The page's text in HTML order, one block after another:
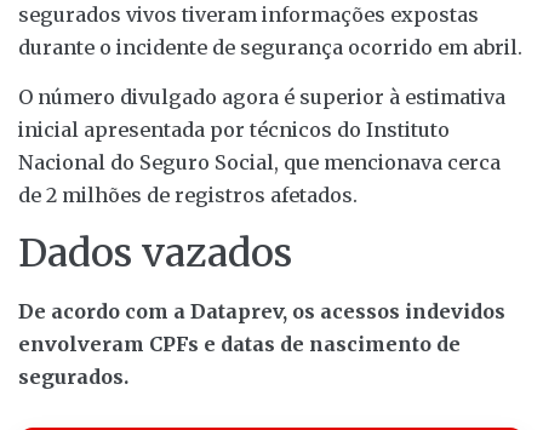
segurados vivos tiveram informações expostas
durante o incidente de segurança ocorrido em abril.
O número divulgado agora é superior à estimativa
inicial apresentada por técnicos do Instituto
Nacional do Seguro Social, que mencionava cerca
de 2 milhões de registros afetados.
Dados vazados
De acordo com a Dataprev, os acessos indevidos
envolveram CPFs e datas de nascimento de
segurados.